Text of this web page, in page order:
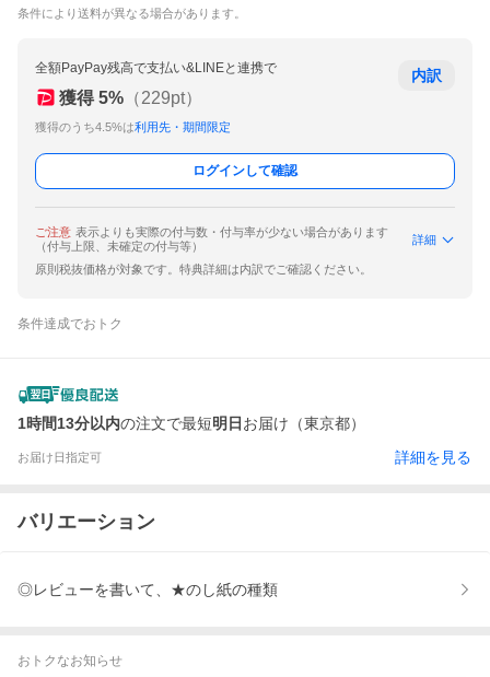
条件により送料が異なる場合があります。
全額PayPay残高で支払い&LINEと連携で
獲得 5% （229pt）
獲得のうち4.5%は利用先・期間限定
内訳
ログインして確認
ご注意 表示よりも実際の付与数・付与率が少ない場合があります
（付与上限、未確定の付与等）
詳細
原則税抜価格が対象です。特典詳細は内訳でご確認ください。
条件達成でおトク
1時間13分以内の注文で最短明日 お届け（東京都）
お届け日指定可 詳細を見る
バリエーション
◎レビューを書いて、★のし紙の種類
おトクなお知らせ